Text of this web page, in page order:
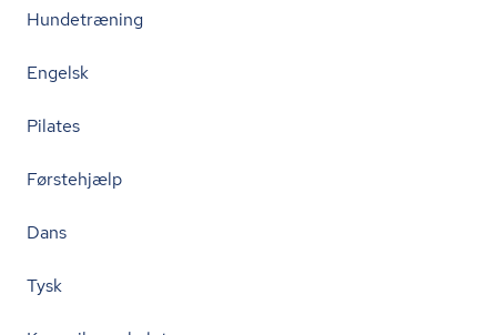
Hundetræning
Engelsk
Pilates
Førstehjælp
Dans
Tysk